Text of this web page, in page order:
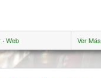
· Web Ver Más